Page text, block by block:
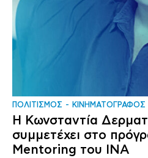
ΠΟΛΙΤΙΣΜΟΣ ΚΙΝΗΜΑΤΟΓΡΑΦΟΣ
Η Κωνσταντία
συμμετέχει στο
Mentoring του ΙΝΑ